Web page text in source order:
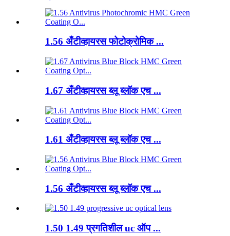
1.56 अँटीव्हायरस फोटोक्रोमिक ...
1.67 अँटीव्हायरस ब्लू ब्लॉक एच ...
1.61 अँटीव्हायरस ब्लू ब्लॉक एच ...
1.56 अँटीव्हायरस ब्लू ब्लॉक एच ...
1.50 1.49 प्रगतिशील uc ऑप ...